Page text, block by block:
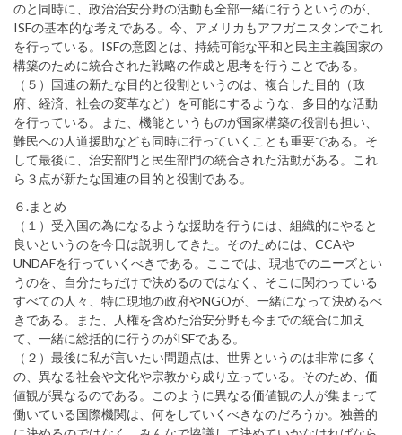
のと同時に、政治治安分野の活動も全部一緒に行うというのが、
ISFの基本的な考えである。今、アメリカもアフガニスタンでこれ
を行っている。ISFの意図とは、持続可能な平和と民主主義国家の
構築のために統合された戦略の作成と思考を行うことである。
（５）国連の新たな目的と役割というのは、複合した目的（政
府、経済、社会の変革など）を可能にするような、多目的な活動
を行っている。また、機能というものが国家構築の役割も担い、
難民への人道援助なども同時に行っていくことも重要である。そ
して最後に、治安部門と民生部門の統合された活動がある。これ
ら３点が新たな国連の目的と役割である。
６.まとめ
（１）受入国の為になるような援助を行うには、組織的にやると
良いというのを今日は説明してきた。そのためには、CCAや
UNDAFを行っていくべきである。ここでは、現地でのニーズとい
うのを、自分たちだけで決めるのではなく、そこに関わっている
すべての人々、特に現地の政府やNGOが、一緒になって決めるべ
きである。また、人権を含めた治安分野も今までの統合に加え
て、一緒に総括的に行うのがISFである。
（２）最後に私が言いたい問題点は、世界というのは非常に多く
の、異なる社会や文化や宗教から成り立っている。そのため、価
値観が異なるのである。このように異なる価値観の人が集まって
働いている国際機関は、何をしていくべきなのだろうか。独善的